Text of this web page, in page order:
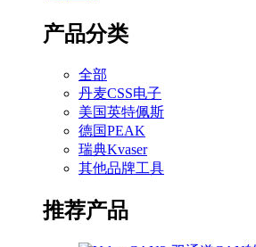
产品分类
全部
丹麦CSS电子
美国英特佩斯
德国PEAK
瑞典Kvaser
其他品牌工具
推荐产品